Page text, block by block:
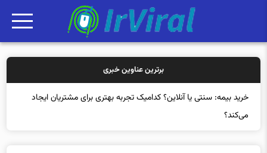
برترین عناوین خبری
خرید ب